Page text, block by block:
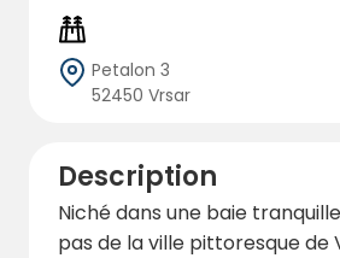
Petalon 3
52450 Vrsar
Description
Niché dans une baie
pas de la ville pittoresque de